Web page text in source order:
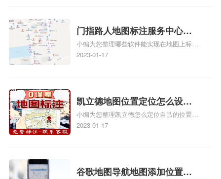
关地图标注知识，详情可查看下方正文！
门指路人地图标注服务中心地
图位置地址标记？门指路人地
图标注服务中心苹果地图位置
小编为您整理哪些软件能实现在地图上标记
门指路人地图标注服务中心位置、门指路人
门指路人地图标注服务中心地址标注上地图
怎么弄相关地图标注知识，详情可查看下方
正文！
2023-01-17
凯立德地图位置定位怎么设置
自己的指路人地图标注服务中
心名？凯立德地图位置定位怎
小编为您整理凯立德怎么定位自己的位置
啊、手机凯立德地图定位怎么设置往上走、
地图标注服务中心铺招牌相关地图标注知
2023-01-17
谷歌地图导航地图添加位置？